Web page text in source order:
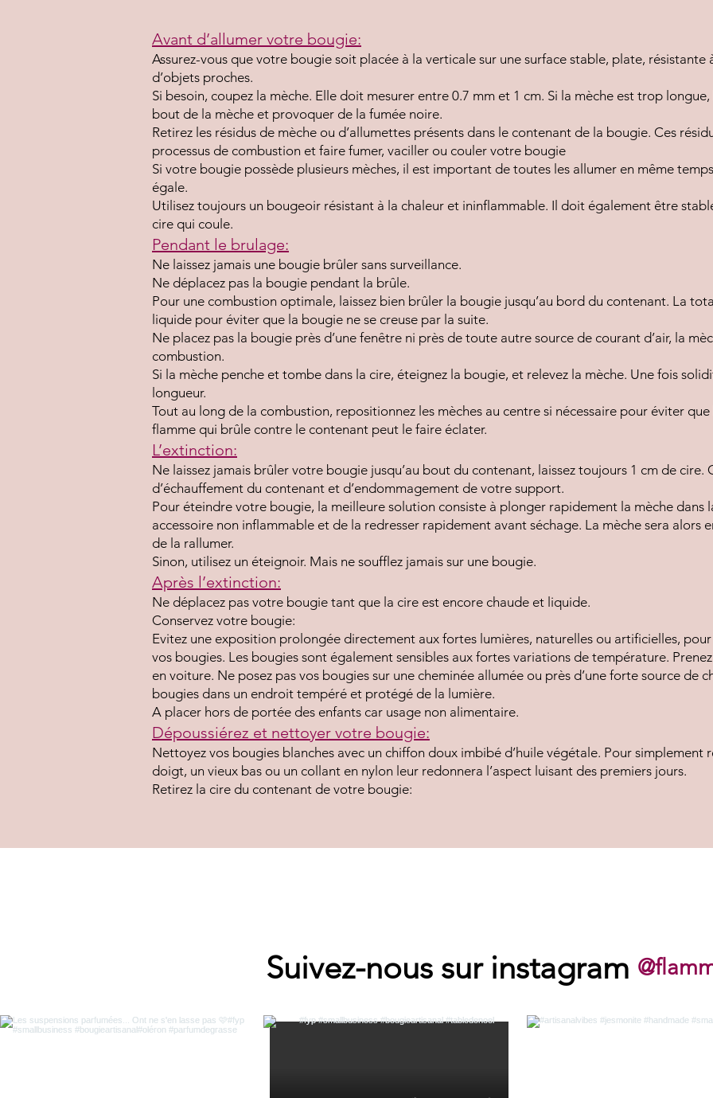
Avant d’allumer votre bougie:
Assurez-vous que votre bougie soit placée à la verticale sur une surface stable, plate, résistante
d’objets proches.
​Si besoin, coupez la mèche. Elle doit mesurer entre 0.7 mm et 1 cm. Si la mèche est trop
bout de la mèche et provoquer de la fumée noire.
​Retirez les résidus de mèche ou d’allumettes présents dans le contenant de la bougie. Ces
processus de combustion et faire fumer, vaciller ou couler votre bougie
​Si votre bougie possède plusieurs mèches, il est important de toutes les allumer en même
égale.
Utilisez toujours un bougeoir résistant à la chaleur et ininflammable. Il doit également être
cire qui coule.
Pendant le brulage:
Ne laissez jamais une bougie brûler sans surveillance.
​Ne déplacez pas la bougie pendant la brûle.
​Pour une combustion optimale, laissez bien brûler la bougie jusqu’au bord du contenant. La
liquide pour éviter que la bougie ne se creuse par la suite.
​Ne placez pas la bougie près d’une fenêtre ni près de toute autre source de courant d’air, la
combustion.
​Si la mèche penche et tombe dans la cire, éteignez la bougie, et relevez la mèche. Une fois
longueur.
Tout au long de la combustion, repositionnez les mèches au centre si nécessaire pour éviter
flamme qui brûle contre le contenant peut le faire éclater.
L’extinction:
Ne laissez jamais brûler votre bougie jusqu’au bout du contenant, laissez toujours 1 cm de cire.
d’échauffement du contenant et d’endommagement de votre support.
​Pour éteindre votre bougie, la meilleure solution consiste à plonger rapidement la mèche dans
accessoire non inflammable et de la redresser rapidement avant séchage. La mèche sera alors
de la rallumer.
​Sinon, utilisez un éteignoir. Mais ne soufflez jamais sur une bougie.
Après l’extinction:
Ne déplacez pas votre bougie tant que la cire est encore chaude et liquide.
Conservez votre bougie:
​Evitez une exposition prolongée directement aux fortes lumières, naturelles ou artificielles,
vos bougies. Les bougies sont également sensibles aux fortes variations de température.
en voiture. Ne posez pas vos bougies sur une cheminée allumée ou près d’une forte source de
bougies dans un endroit tempéré et protégé de la lumière.
A placer hors de portée des enfants car usage non alimentaire.
Dépoussiérez et nettoyer votre bougie:
Nettoyez vos bougies blanches avec un chiffon doux imbibé d’huile végétale. Pour simplement
doigt, un vieux bas ou un collant en nylon leur redonnera l’aspect luisant des premiers jours.
Retirez la cire du contenant de votre bougie:
Suivez-nous sur instagram